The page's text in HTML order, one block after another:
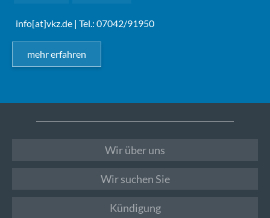
info[at]vkz.de | Tel.: 07042/91950
mehr erfahren
Wir über uns
Wir suchen Sie
Kündigung